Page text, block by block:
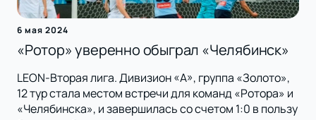
6 мая 2024
«Ротор» уверенно обыграл «Челябинск»
LEON-Вторая лига. Дивизион «А», группа «Золото»,
12 тур стала местом встречи для команд «Ротора» и
«Челябинска», и завершилась со счетом 1:0 в пользу